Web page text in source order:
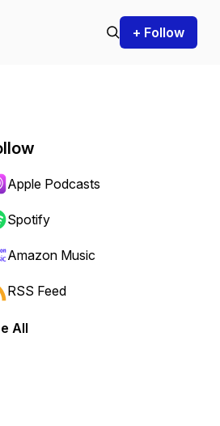
+ Follow
or backward.
Apple Podcasts
Spotify
Amazon Music
RSS Feed
All